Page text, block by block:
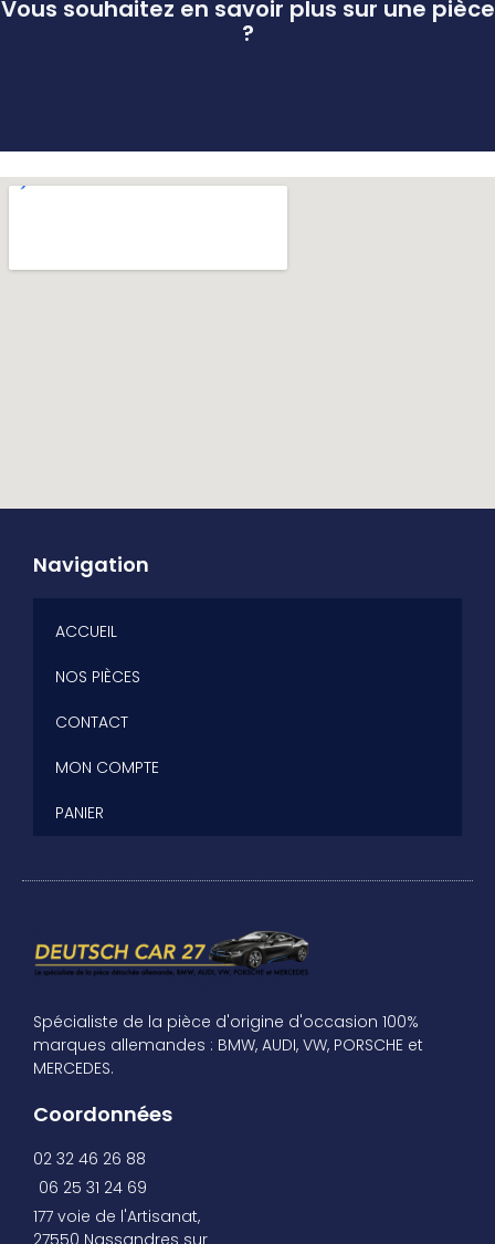
Vous souhaitez en savoir plus sur une pièce
?
Navigation
ACCUEIL
NOS PIÈCES
CONTACT
MON COMPTE
PANIER
Spécialiste de la pièce d'origine d'occasion 100%
marques allemandes : BMW, AUDI, VW, PORSCHE et
MERCEDES.
Coordonnées
02 32 46 26 88
06 25 31 24 69
177 voie de l'Artisanat,